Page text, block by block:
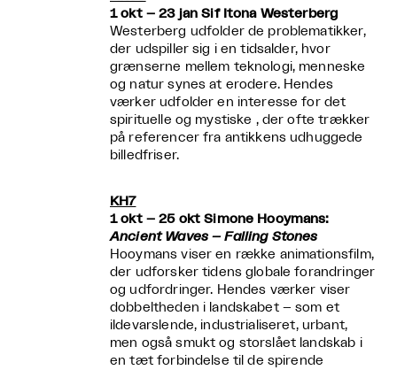
1 okt – 23 jan Sif Itona Westerberg
Westerberg udfolder de problematikker,
der udspiller sig i en tidsalder, hvor
grænserne mellem teknologi, menneske
og natur synes at erodere. Hendes
værker udfolder en interesse for det
spirituelle og mystiske , der ofte trækker
på referencer fra antikkens udhuggede
billedfriser.
KH7
1 okt – 25 okt Simone Hooymans:
Ancient Waves – Falling Stones
Hooymans viser en række animationsfilm,
der udforsker tidens globale forandringer
og udfordringer. Hendes værker viser
dobbeltheden i landskabet – som et
ildevarslende, industrialiseret, urbant,
men også smukt og storslået landskab i
en tæt forbindelse til de spirende